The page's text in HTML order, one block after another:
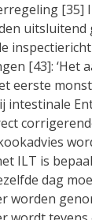
[35]
uitsluitend
[43]: ‘Het
eerste
intestinale
ILT is
dag
worden